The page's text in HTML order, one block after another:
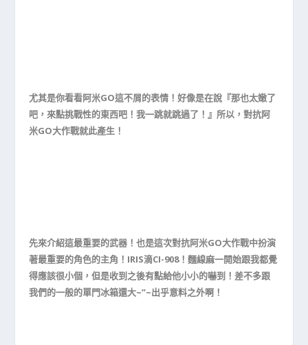
尤其是你看看阿米GO這不屑的表情！好像是在說『那也太嫩了
吧，來點挑戰性的東西吧！我一跳就跳過了！』所以，對抗阿
米GO大作戰就此產生！
先來介紹這最重要的武器！也是這次對抗阿米GO大作戰中扮演
著最重要的角色的主角！IRIS滴CI-908！麵線麻一開始跟我都覺
得應該很小個，但是收到之後有點給他小小的嚇到！差不多跟
我們的一般的單門冰箱還大~”~出乎意料之外啊！